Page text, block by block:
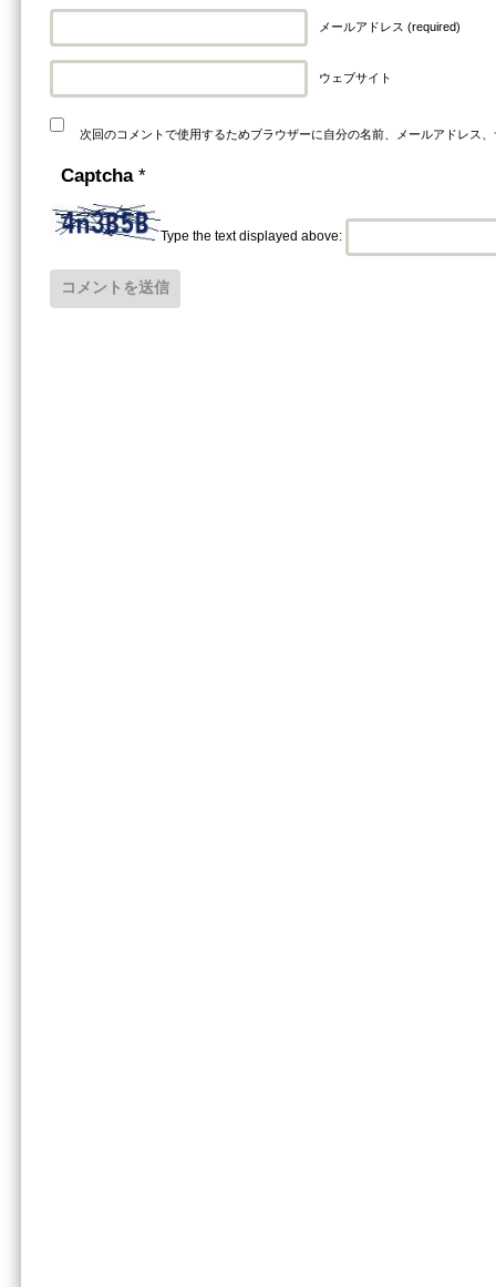
メールアドレス (required)
ウェブサイト
次回のコメントで使用するためブラウザーに自分の名前、メールアドレス
Captcha *
Type the text displayed above: